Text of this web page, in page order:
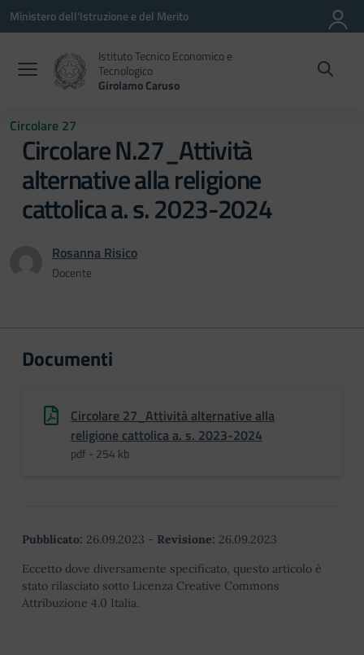
Vai ai contenuti
Vai al menu di navigazione
Vai al footer
Ministero dell'Istruzione e del Merito
Istituto Tecnico Economico e
Tecnologico
Girolamo Caruso
Circolare 27
Circolare N.27_Attività
alternative alla religione
cattolica a. s. 2023-2024
Rosanna Risico
Docente
Documenti
Circolare 27_Attività alternative alla
religione cattolica a. s. 2023-2024
pdf - 254 kb
Pubblicato: 26.09.2023 - Revisione: 26.09.2023
Eccetto dove diversamente specificato, questo articolo è
stato rilasciato sotto Licenza Creative Commons
Attribuzione 4.0 Italia.